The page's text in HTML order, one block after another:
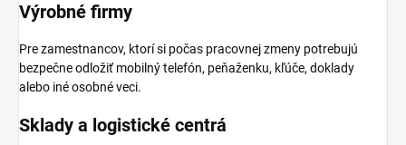
Výrobné firmy
Pre zamestnancov, ktorí si počas pracovnej zmeny potrebujú
bezpečne odložiť mobilný telefón, peňaženku, kľúče, doklady
alebo iné osobné veci.
Sklady a logistické centrá